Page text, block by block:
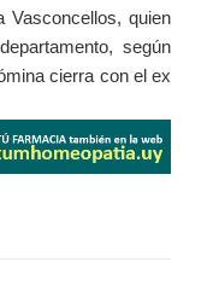
Vasconcellos, quien
según
cierra con el ex